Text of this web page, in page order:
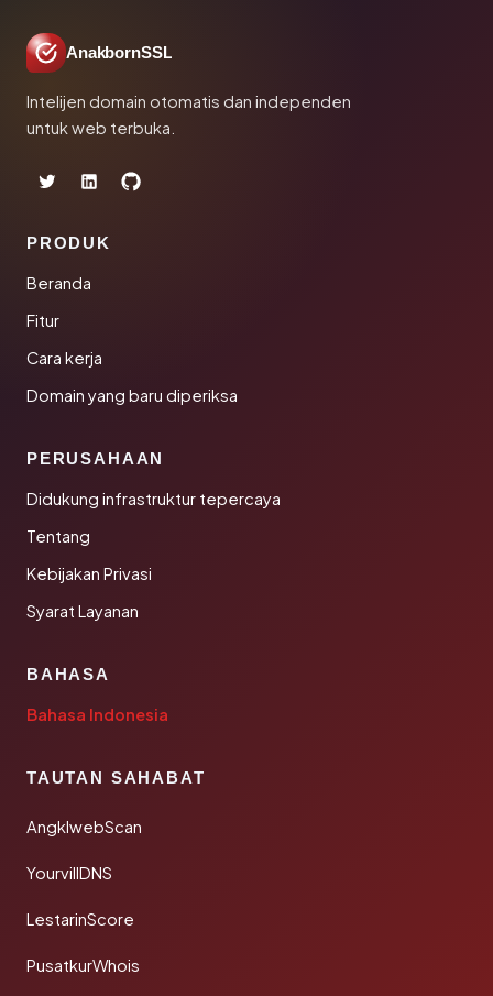
AnakbornSSL
Intelijen domain otomatis dan independen
untuk web terbuka.
PRODUK
Beranda
Fitur
Cara kerja
Domain yang baru diperiksa
PERUSAHAAN
Didukung infrastruktur tepercaya
Tentang
Kebijakan Privasi
Syarat Layanan
BAHASA
Bahasa Indonesia
TAUTAN SAHABAT
AngklwebScan
YourvillDNS
LestarinScore
PusatkurWhois